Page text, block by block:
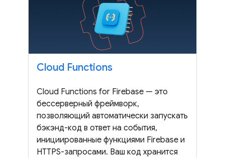
Cloud Functions
Cloud Functions for Firebase — это
бессерверный фреймворк,
позволяющий автоматически запускать
бэкэнд-код в ответ на события,
инициированные функциями Firebase и
HTTPS-запросами. Ваш код хранится